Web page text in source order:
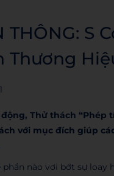
THÔNG:
Thương
Thử thách
với mục đích giúp
nào vơi bớt sự loay